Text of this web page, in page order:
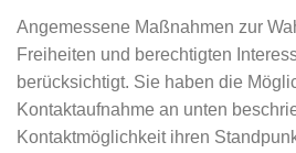
Angemessene Maßnahmen zur
Freiheiten und berechtigten
berücksichtigt. Sie haben die
Kontaktaufnahme an unten
Kontaktmöglichkeit ihren